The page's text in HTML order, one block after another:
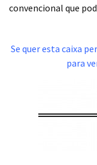
convencional que
Se quer esta caixa
para